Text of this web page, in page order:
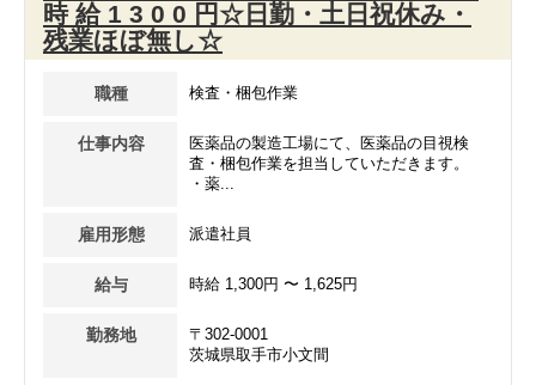
時 給 1 3 0 0 円☆日勤・土日祝休み・
残業ほぼ無し☆
職種 検査・梱包作業
仕事内容
医薬品の製造工場にて、医薬品の目視検
査・梱包作業を担当していただきます。
・薬...
雇用形態 派遣社員
給与 時給 1,300円 〜 1,625円
勤務地
〒302-0001
茨城県取手市小文間